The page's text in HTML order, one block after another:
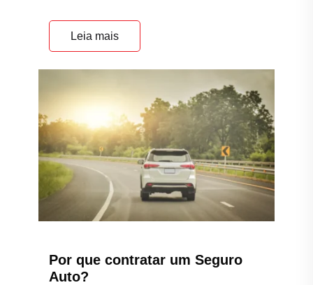
Leia mais
Por que contratar um Seguro
Auto?